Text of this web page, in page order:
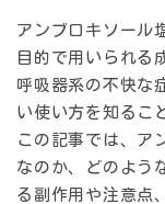
アンブロキソール
目的で用いられる
呼吸器系の不快な
い使い方を知るこ
この記事では、ア
なのか、どのよう
る副作用や注意点